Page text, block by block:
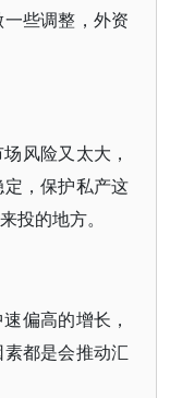
些调整，外资
风险又太大，
，保护私产这
投的地方。
偏高的增长，
都是会推动汇